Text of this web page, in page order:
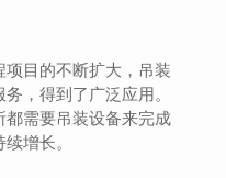
目的不断扩大，吊装
，得到了广泛应用。
都需要吊装设备来完成
增长。